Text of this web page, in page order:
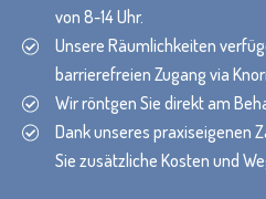
von 8-14 Uhr.
Unsere Räumlichkeiten
barrierefreien Zugang via
Wir röntgen Sie direkt am
Dank unseres praxiseigenen
Sie zusätzliche Kosten und